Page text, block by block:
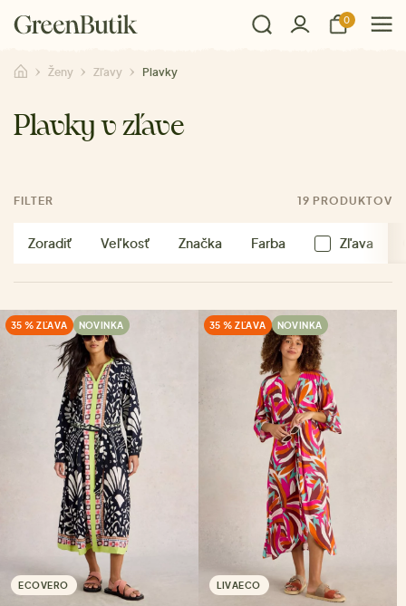
0
Ženy Zľavy Plavky
Plavky v zľave
FILTER 19 PRODUKTOV
Zoradiť Veľkosť Značka Farba Zľava
35 % ZĽAVA NOVINKA
ECOVERO
35 % ZĽAVA NOVINKA
LIVAECO